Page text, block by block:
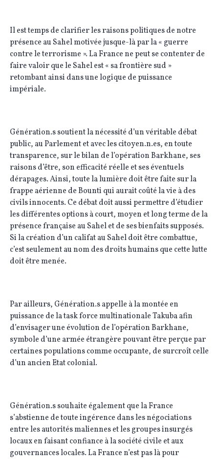
Il est temps de clarifier les raisons politiques de notre
présence au Sahel motivée jusque-là par la « guerre
contre le terrorisme ». La France ne peut se contenter de
faire valoir que le Sahel est « sa frontière sud »
retombant ainsi dans une logique de puissance
impériale.
Génération.s soutient la nécessité d’un véritable débat
public, au Parlement et avec les citoyen.n.es, en toute
transparence, sur le bilan de l’opération Barkhane, ses
raisons d’être, son efficacité réelle et ses éventuels
dérapages. Ainsi, toute la lumière doit être faite sur la
frappe aérienne de Bounti qui aurait coûté la vie à des
civils innocents. Ce débat doit aussi permettre d’étudier
les différentes options à court, moyen et long terme de la
présence française au Sahel et de ses bienfaits supposés.
Si la création d’un califat au Sahel doit être combattue,
c’est seulement au nom des droits humains que cette lutte
doit être menée.
Par ailleurs, Génération.s appelle à la montée en
puissance de la task force multinationale Takuba afin
d’envisager une évolution de l’opération Barkhane,
symbole d’une armée étrangère pouvant être perçue par
certaines populations comme occupante, de surcroît celle
d’un ancien Etat colonial.
Génération.s souhaite également que la France
s’abstienne de toute ingérence dans les négociations
entre les autorités maliennes et les groupes insurgés
locaux en faisant confiance à la société civile et aux
gouvernances locales. La France n’est pas là pour